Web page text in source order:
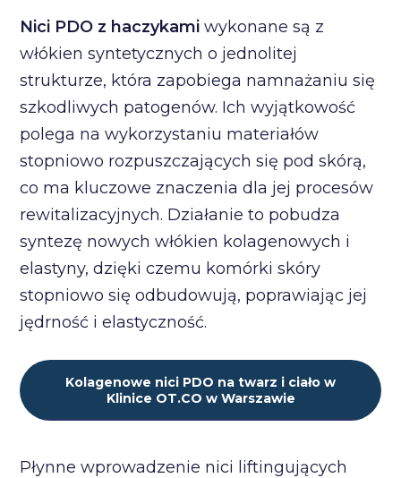
Nici PDO z haczykami wykonane są z
włókien syntetycznych o jednolitej
strukturze, która zapobiega namnażaniu się
szkodliwych patogenów. Ich wyjątkowość
polega na wykorzystaniu materiałów
stopniowo rozpuszczających się pod skórą,
co ma kluczowe znaczenia dla jej procesów
rewitalizacyjnych. Działanie to pobudza
syntezę nowych włókien kolagenowych i
elastyny, dzięki czemu komórki skóry
stopniowo się odbudowują, poprawiając jej
jędrność i elastyczność.
Kolagenowe nici PDO na twarz i ciało w
Klinice OT.CO w Warszawie
Płynne wprowadzenie nici liftingujących